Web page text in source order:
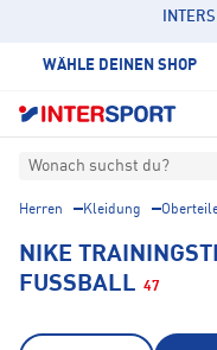
WÄHLE DEINEN SHOP
Wonach suchst du?
Herren Kleidung
NIKE
FUSSBALL
47